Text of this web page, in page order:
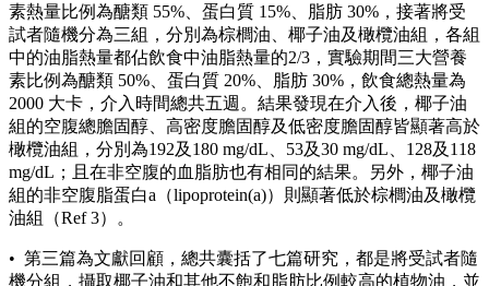
素熱量比例為醣類 55%、蛋白質 15%、脂肪 30%，接著將受
試者隨機分為三組，分別為棕櫚油、椰子油及橄欖油組，各組
中的油脂熱量都佔飲食中油脂熱量的2/3，實驗期間三大營養
素比例為醣類 50%、蛋白質 20%、脂肪 30%，飲食總熱量為
2000 大卡，介入時間總共五週。結果發現在介入後，椰子油
組的空腹總膽固醇、高密度膽固醇及低密度膽固醇皆顯著高於
橄欖油組，分別為192及180 mg/dL、53及30 mg/dL、128及118
mg/dL；且在非空腹的血脂肪也有相同的結果。另外，椰子油
組的非空腹脂蛋白a（lipoprotein(a)）則顯著低於棕櫚油及橄欖
油組（Ref 3）。
• 第三篇為文獻回顧，總共囊括了七篇研究，都是將受試者隨
機分組，攝取椰子油和其他不飽和脂肪比例較高的植物油，並